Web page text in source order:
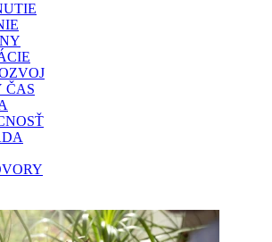
ČAS